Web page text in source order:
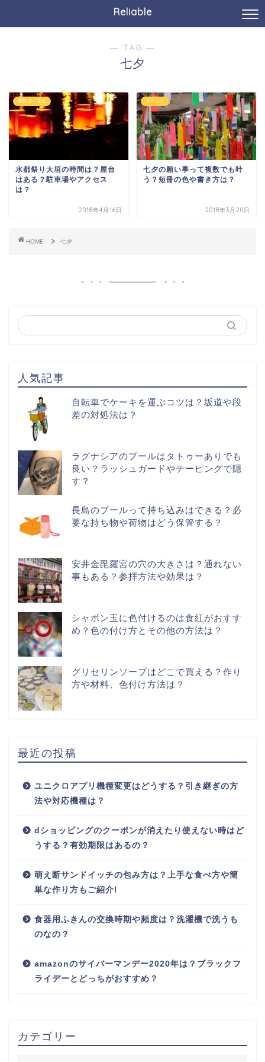
Reliable
― TAG ―
七夕
夏祭り・花火
水都祭り大垣の時間は？屋台
はある？駐車場やアクセス
は？
2018年4月16日
イベント
七夕の願い事って複数でも叶
う？短冊の色や書き方は？
2018年3月20日
HOME 七夕
人気記事
自転車でケーキを運ぶコツは？坂道や段
差の対処法は？
ラグナシアのプールはタトゥーありでも
良い？ラッシュガードやテーピングで隠
す？
長島のプールって持ち込みはできる？必
要な持ち物や荷物はどう保管する？
安井金毘羅宮の穴の大きさは？通れない
事もある？参拝方法や効果は？
シャボン玉に色付けるのは食紅がおすす
め？色の付け方とその他の方法は？
グリセリンソープはどこで買える？作り
方や材料、色付け方法は？
最近の投稿
ユニクロアプリ機種変更はどうする？引き継ぎの方
法や対応機種は？
dショッピングのクーポンが消えたり使えない時はど
うする？有効期限はあるの？
萌え断サンドイッチの包み方は？上手な食べ方や簡
単な作り方もご紹介!
食器用ふきんの交換時期や頻度は？洗濯機で洗うも
のなの？
amazonのサイバーマンデー2020年は？ブラックフ
ライデーとどっちがおすすめ？
カテゴリー